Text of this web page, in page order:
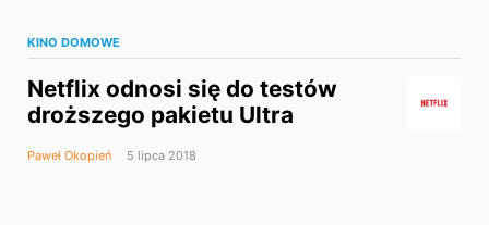
KINO DOMOWE
Netflix odnosi się do testów
droższego pakietu Ultra
Paweł Okopień 5 lipca 2018